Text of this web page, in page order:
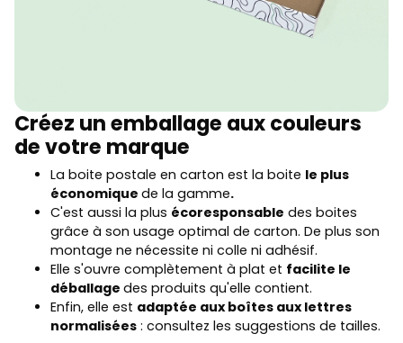
Créez un emballage aux couleurs
de votre marque
La boite postale en carton est la boite le plus
économique de la gamme.
C'est aussi la plus écoresponsable des boites
grâce à son usage optimal de carton. De plus son
montage ne nécessite ni colle ni adhésif.
Elle s'ouvre complètement à plat et facilite le
déballage des produits qu'elle contient.
Enfin, elle est adaptée aux boîtes aux lettres
normalisées : consultez les suggestions de tailles.